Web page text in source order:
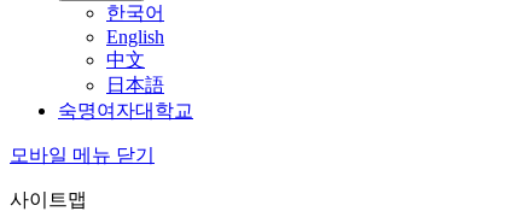
한국어
English
中文
日本語
숙명여자대학교
모바일 메뉴 닫기
사이트맵